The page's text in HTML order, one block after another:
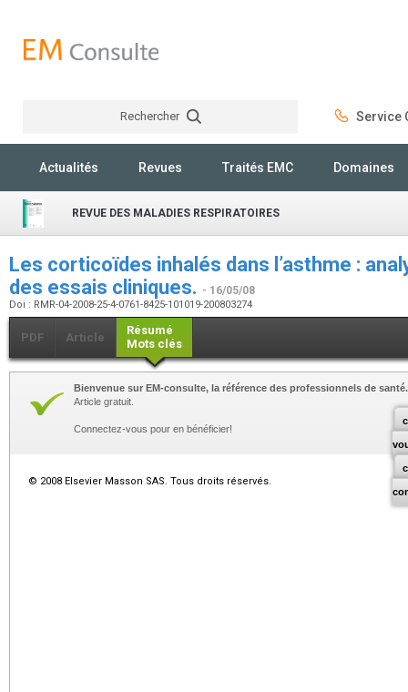
Rechercher Service
Actualités Revues Traités EMC Domaines
REVUE DES MALADIES RESPIRATOIRES
Les corticoïdes inhalés dans l’asthme :
des essais cliniques. - 16/05/08
Doi : RMR-04-2008-25-4-0761-8425-101019-200803274
PDF Article
Résumé
Mots clés
Bienvenue sur EM-consulte, la référence des professionnels de santé.
Article gratuit.
Connectez-vous pour en bénéficier!
© 2008 Elsevier Masson SAS. Tous droits réservés.